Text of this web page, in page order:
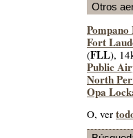
Otros
Fort
(FLL),
Public
North
Opa
O, ver